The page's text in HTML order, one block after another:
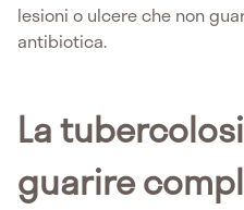
lesioni o ulcere che non
antibiotica.
La
guarire